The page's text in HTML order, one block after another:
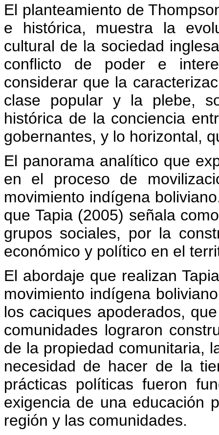
El planteamiento de
e histórica, muestra la
cultural de la sociedad
conflicto de poder e
considerar que la
clase popular y la plebe,
histórica de la conciencia
gobernantes, y lo horizontal,
El panorama analítico que
en el proceso de
movimiento indígena
que Tapia (2005) señala
grupos sociales, por la
económico y político en el
El abordaje que realizan
movimiento indígena
los caciques apoderados,
comunidades lograron
de la propiedad comunitaria,
necesidad de hacer de la
prácticas políticas fueron
exigencia de una educación
región y las comunidades.